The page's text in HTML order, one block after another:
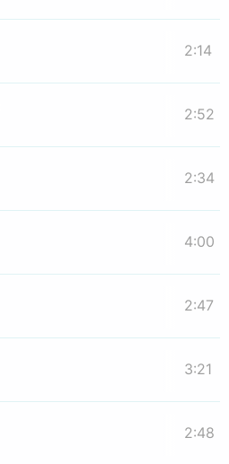
2:14
2:52
2:34
4:00
2:47
3:21
2:48